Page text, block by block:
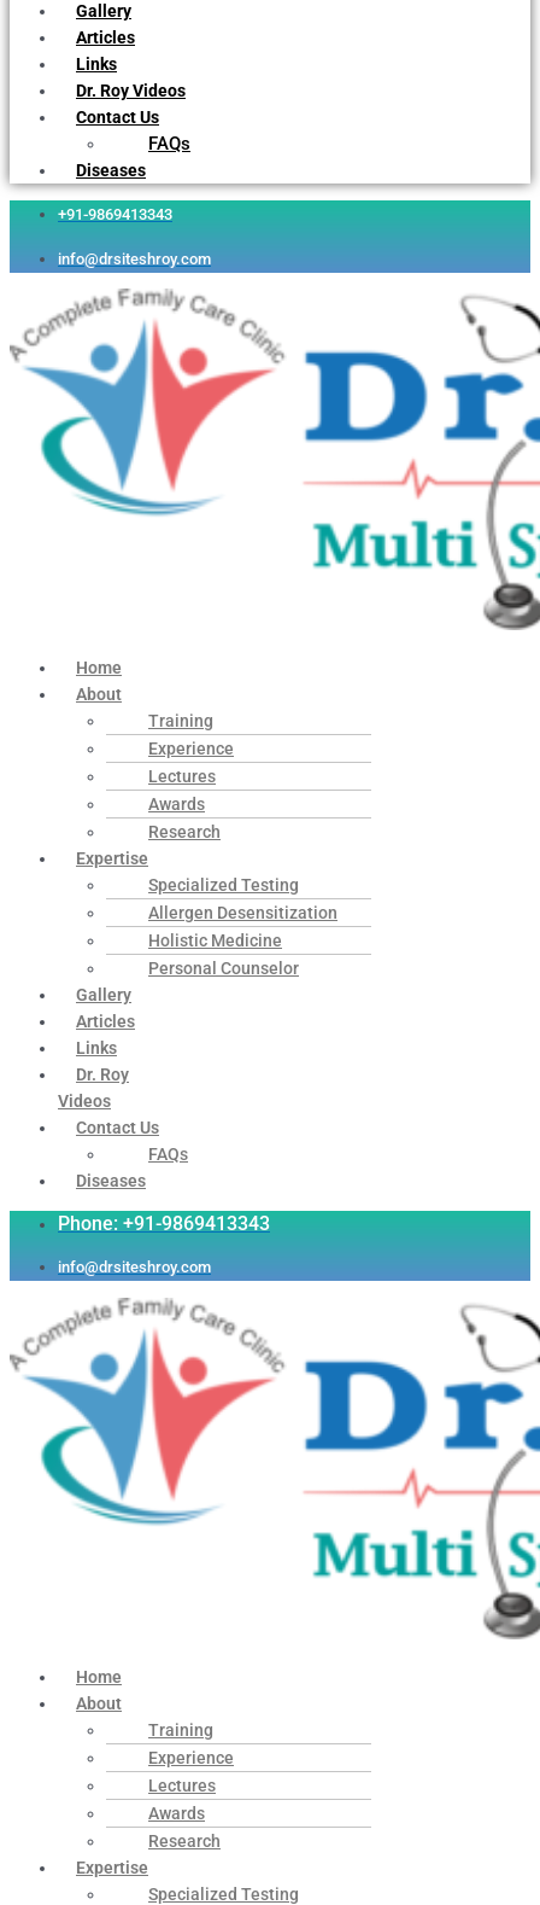
Gallery
Articles
Links
Dr. Roy Videos
Contact Us
FAQs
Diseases
+91-9869413343
info@drsiteshroy.com
Home
About
Training
Experience
Lectures
Awards
Research
Expertise
Specialized Testing
Allergen Desensitization
Holistic Medicine
Personal Counselor
Gallery
Articles
Links
Dr. Roy
Videos
Contact Us
FAQs
Diseases
Phone: +91-9869413343
info@drsiteshroy.com
Home
About
Training
Experience
Lectures
Awards
Research
Expertise
Specialized Testing